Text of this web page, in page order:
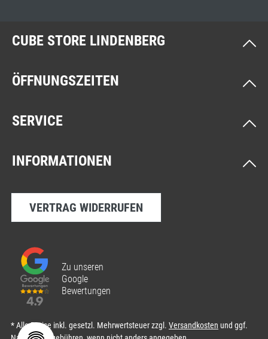
CUBE STORE LINDENBERG
ÖFFNUNGSZEITEN
SERVICE
INFORMATIONEN
VERTRAG WIDERRUFEN
Zu unseren
Google
Bewertungen
* Alle Preise inkl. gesetzl. Mehrwertsteuer zzgl. Versandkosten und ggf.